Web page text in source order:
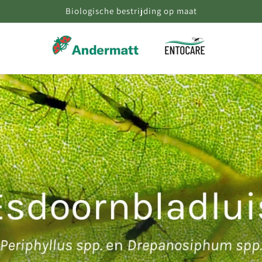
Biologische bestrijding op maat